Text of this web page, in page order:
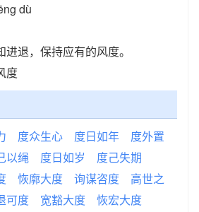
dù
进退，保持应有的风度。
度
度众生心 度日如年
度外置
以绳 度日如岁
度己失期
恢廓大度 询谋咨度
高世之
可度 宽豁大度
恢宏大度